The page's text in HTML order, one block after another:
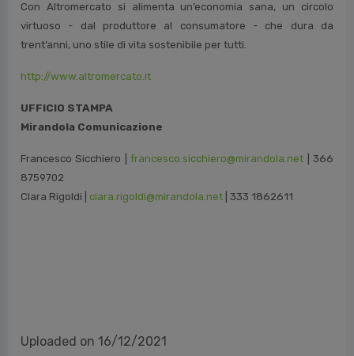
Con Altromercato si alimenta un’economia sana, un circolo
virtuoso - dal produttore al consumatore - che dura da
trent’anni, uno stile di vita sostenibile per tutti.
http://www.altromercato.it
UFFICIO STAMPA
Mirandola Comunicazione
Francesco Sicchiero |francesco.sicchiero@mirandola.net | 366
8759702
Clara Rigoldi | clara.rigoldi@mirandola.net | 333 1862611
Uploaded on 16/12/2021